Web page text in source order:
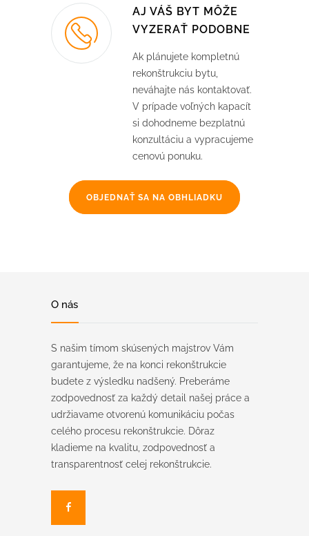
AJ VÁŠ BYT MÔŽE
VYZERAŤ PODOBNE
Ak plánujete kompletnú
rekonštrukciu bytu,
neváhajte nás kontaktovať.
V prípade voľných kapacít
si dohodneme bezplatnú
konzultáciu a vypracujeme
cenovú ponuku.
OBJEDNAŤ SA NA OBHLIADKU
O nás
S našim tímom skúsených majstrov Vám
garantujeme, že na konci rekonštrukcie
budete z výsledku nadšený. Preberáme
zodpovednosť za každý detail našej práce a
udržiavame otvorenú komunikáciu počas
celého procesu rekonštrukcie. Dôraz
kladieme na kvalitu, zodpovednosť a
transparentnosť celej rekonštrukcie.